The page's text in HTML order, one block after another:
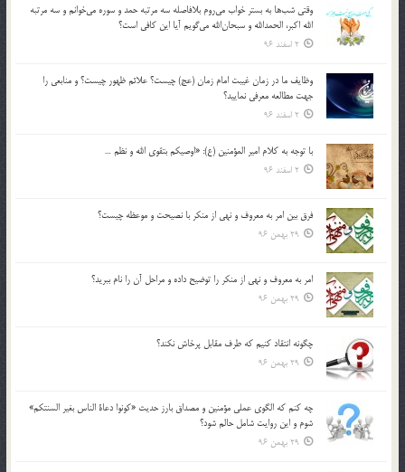
وقتي شب‌ها به بستر خواب مي‌روم بلافاصله سه مرتبه حمد و سوره مي‌خوانم و سه مرتبه
الله اكبر، الحمدالله و سبحان‌الله مي‌گويم آيا اين كافي است؟
2 اسفند 96
وظايف ما در زمان غيبت امام زمان (عج) چيست؟ علائم ظهور چيست؟ و منابعي را
جهت مطالعه معرفي نماييد؟
2 اسفند 96
با توجه به كلام امير المؤمنين (ع): «اوصيكم بتقوي الله و نظم …
2 اسفند 96
فرق بين امر به معروف و نهي از منكر با نصيحت و موعظه چيست؟
29 بهمن 96
امر به معروف و نهي از منكر را توضيح داده و مراحل آن را نام ببريد؟
29 بهمن 96
چگونه انتقاد كنيم كه طرف مقابل پرخاش نكند؟
29 بهمن 96
چه كنم كه الگوي عملي مؤمنين و مصداق بارز حديث «كونوا دعاة الناس بغير السنتكم»
شوم و اين روايت شامل حالم شود؟
29 بهمن 96